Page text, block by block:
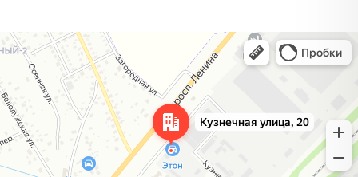
Жодино
Кузнечная улица, 20 — Яндекс Карты